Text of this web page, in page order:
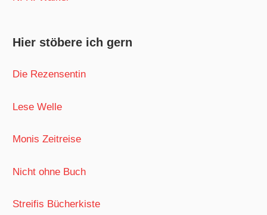
Hier stöbere ich gern
Die Rezensentin
Lese Welle
Monis Zeitreise
Nicht ohne Buch
Streifis Bücherkiste